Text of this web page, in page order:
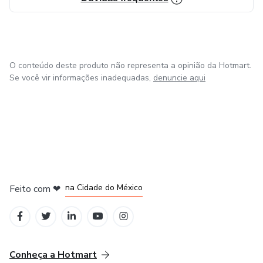
O conteúdo deste produto não representa a opinião da Hotmart.
Se você vir informações inadequadas, denuncie aqui
Feito com ❤ na Cidade do México
Conheça a Hotmart